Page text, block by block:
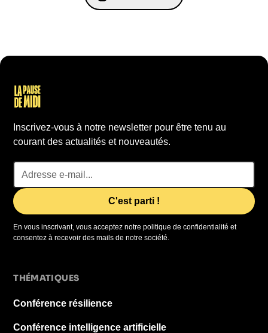
07 82 68 65 18
Inscrivez-vous à notre newsletter pour être tenu au
courant des actualités et nouveautés.
En vous inscrivant, vous acceptez notre politique de confidentialité et
consentez à recevoir des mails de notre société.
THÉMATIQUES
Conférence résilience
Conférence intelligence artificielle